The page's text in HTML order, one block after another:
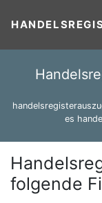
es
folgende